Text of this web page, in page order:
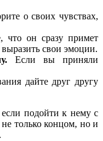
о своих чувствах,
он сразу примет
свои эмоции.
Если вы приняли
дайте друг другу
подойти к нему с
только концом, но и